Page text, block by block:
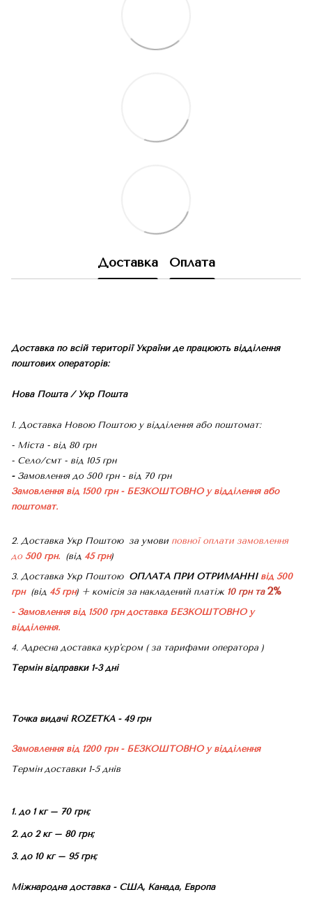
Доставка Оплата
Доставка по всій території України де працюють відділення
поштових операторів:
Нова Пошта / Укр Пошта
1. Доставка Новою Поштою у відділення або поштомат:
- Міста - від 80 грн
- Село/смт - від 105 грн
-Замовлення до 500 грн - від 70 грн
Замовлення від 1500 грн - БЕЗКОШТОВНО у відділення або
поштомат.
2. Доставка Укр Поштою за умови повної оплати замовлення
до 500 грн. (від 45 грн)
3. Доставка Укр ПоштоюОПЛАТА ПРИ ОТРИМАННІ від 500
грн (від 45 грн) + комісія за накладений платіж 10 грн та 2%
- Замовлення від 1500 грн доставка БЕЗКОШТОВНО у
відділення.
4. Адресна доставка кур'єром ( за тарифами оператора )
Термін відправки 1-3 дні
Точка видачі ROZETKA - 49 грн
Замовлення від 1200 грн - БЕЗКОШТОВНО у відділення
Термін доставки 1-5 днів
1. до 1 кг – 70 грн;
2. до 2 кг – 80 грн;
3. до 10 кг – 95 грн;
Міжнародна доставка - США, Канада, Европа